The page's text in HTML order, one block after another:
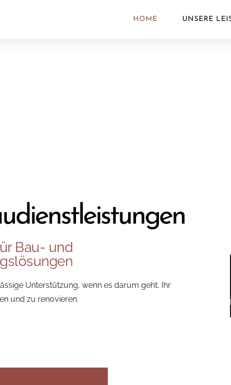
HOME UNSERE
Bau- und
Unterstützung, wenn es darum geht, Ihr
und zu renovieren.